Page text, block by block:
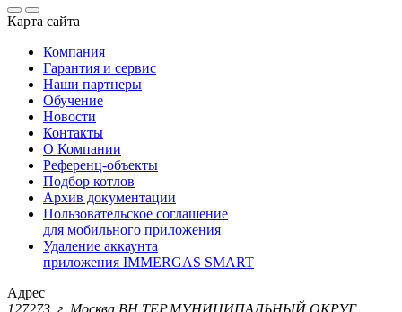
Карта сайта
Компания
Гарантия и сервис
Наши партнеры
Обучение
Новости
Контакты
О Компании
Референц-объекты
Подбор котлов
Архив документации
Пользовательское соглашение
для мобильного приложения
Удаление аккаунта
приложения IMMERGAS SMART
Адрес
127273, г. Москва ВН.ТЕР.МУНИЦИПАЛЬНЫЙ ОКРУГ